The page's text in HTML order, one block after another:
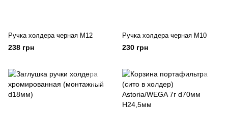
Ручка холдера черная М12
238 грн
Ручка холдера черная М10
230 грн